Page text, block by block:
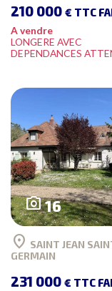
210 000€ TTC
A vendre
LONGERE AVEC
DEPENDANCES
photo_camera16
location_on SAINT JEAN
GERMAIN
231 000€ TTC FAI